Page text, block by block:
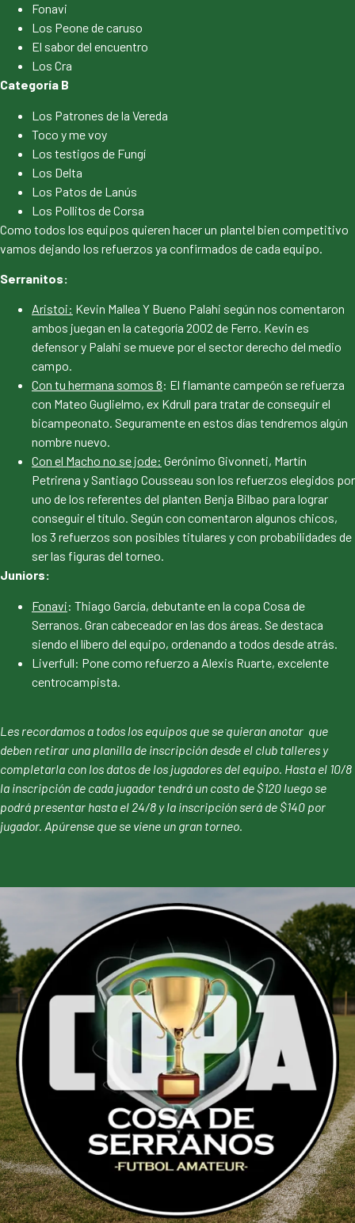
Fonavi
Los Peone de caruso
El sabor del encuentro
Los Cra
Categoría B
Los Patrones de la Vereda
Toco y me voy
Los testigos de Fungí
Los Delta
Los Patos de Lanús
Los Pollitos de Corsa
Como todos los equipos quieren hacer un plantel bien competitivo
vamos dejando los refuerzos ya confirmados de cada equipo.
Serranitos:
Aristoi: Kevin Mallea Y Bueno Palahi según nos comentaron
ambos juegan en la categoría 2002 de Ferro. Kevin es
defensor y Palahi se mueve por el sector derecho del medio
campo.
Con tu hermana somos 8: El flamante campeón se refuerza
con Mateo Guglielmo, ex Kdrull para tratar de conseguir el
bicampeonato. Seguramente en estos días tendremos algún
nombre nuevo.
Con el Macho no se jode: Gerónimo Givonneti, Martín
Petrirena y Santiago Cousseau son los refuerzos elegidos por
uno de los referentes del planten Benja Bilbao para lograr
conseguir el título. Según con comentaron algunos chicos,
los 3 refuerzos son posibles titulares y con probabilidades de
ser las figuras del torneo.
Juniors:
Fonavi: Thiago García, debutante en la copa Cosa de
Serranos. Gran cabeceador en las dos áreas. Se destaca
siendo el líbero del equipo, ordenando a todos desde atrás.
Liverfull: Pone como refuerzo a Alexis Ruarte, excelente
centrocampista.
Les recordamos a todos los equipos que se quieran anotar que
deben retirar una planilla de inscripción desde el club talleres y
completarla con los datos de los jugadores del equipo. Hasta el 10/8
la inscripción de cada jugador tendrá un costo de $120 luego se
podrá presentar hasta el 24/8 y la inscripción será de $140 por
jugador. Apúrense que se viene un gran torneo.